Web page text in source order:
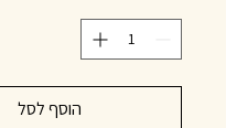
הוסף לסל